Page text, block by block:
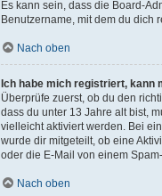
Es kann sein, dass die Board-
Benutzername, mit dem du dich
Nach oben
Ich habe mich registriert, kann
Überprüfe zuerst, ob du den
dass du unter 13 Jahre alt bist,
vielleicht aktiviert werden. Bei
wurde dir mitgeteilt, ob eine
oder die E-Mail von einem
Nach oben